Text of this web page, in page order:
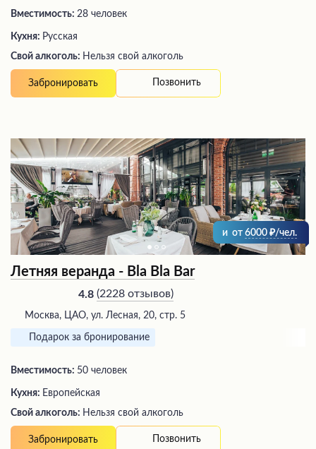
Вместимость: 28 человек
Кухня: Русская
Свой алкоголь: Нельзя свой алкоголь
Забронировать Позвонить
и от 6000 /чел.
Летняя веранда - Bla Bla Bar
4.8 (2228 отзывов)
Москва, ЦАО, ул. Лесная, 20, стр. 5
Подарок за бронирование
Вместимость: 50 человек
Кухня: Европейская
Свой алкоголь: Нельзя свой алкоголь
Забронировать Позвонить